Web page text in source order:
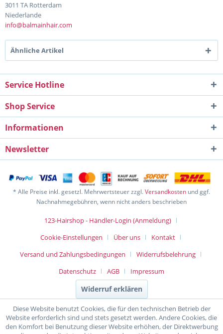
3011 TA Rotterdam
Niederlande
info@balmainhair.com
Ähnliche Artikel
Service Hotline
Shop Service
Informationen
Newsletter
* Alle Preise inkl. gesetzl. Mehrwertsteuer zzgl.Versandkosten und ggf.
Nachnahmegebühren, wenn nicht anders beschrieben
123-Hairshop - Händler-Login (Anmeldung)
Cookie-Einstellungen
Über uns
Kontakt
Versand und Zahlungsbedingungen
Widerrufsbelehrung
Datenschutz
AGB Impressum
Widerruf erklären
Diese Website benutzt Cookies, die für den technischen Betrieb der
Website erforderlich sind und stets gesetzt werden. Andere Cookies, die
den Komfort bei Benutzung dieser Website erhöhen, der Direktwerbung